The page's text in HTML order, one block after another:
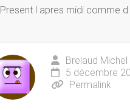
Present l apres midi comme d
Brelaud
5 décembre
Permalink